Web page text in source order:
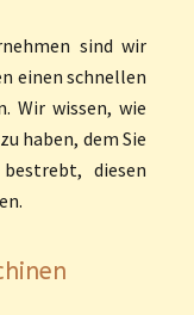
sind wir
einen schnellen
Wir wissen, wie
haben, dem Sie
diesen